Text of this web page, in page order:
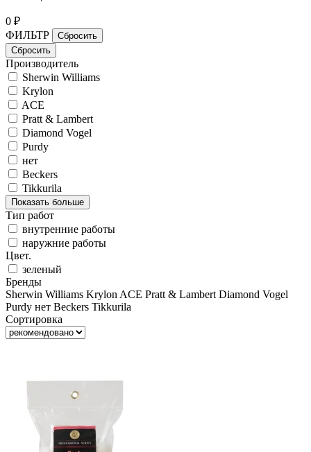
0 ₽
ФИЛЬТР
Производитель
Sherwin Williams
Krylon
ACE
Pratt & Lambert
Diamond Vogel
Purdy
нет
Beckers
Tikkurila
Показать больше
Тип работ
внутренние работы
наружние работы
Цвет.
зеленый
Бренды
Sherwin Williams Krylon ACE Pratt & Lambert Diamond Vogel
Purdy нет Beckers Tikkurila
Сортировка